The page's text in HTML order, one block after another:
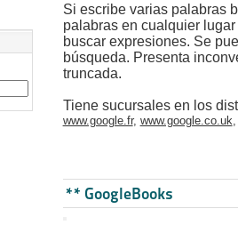
Si escribe varias palabras
palabras en cualquier
buscar expresiones. Se
búsqueda. Presenta
truncada.
Tiene sucursales en los
www.google.fr, www.google.co.uk
** GoogleBooks